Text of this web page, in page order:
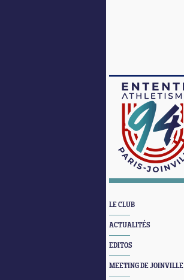
LE CLUB
ACTUALITÉS
EDITOS
MEETING DE JOINVILLE